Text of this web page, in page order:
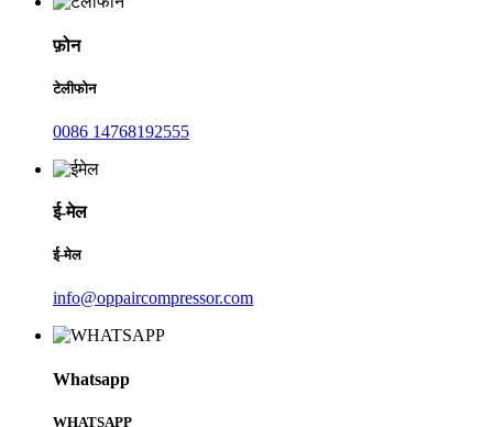
फ़ोन
टेलीफोन
0086 14768192555
ई-मेल
ई-मेल
info@oppaircompressor.com
Whatsapp
WHATSAPP